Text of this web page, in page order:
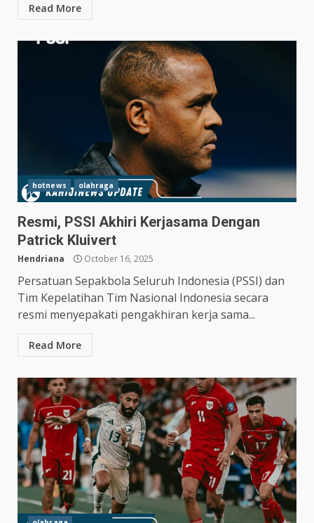
Read More
hotnews olahraga
Resmi, PSSI Akhiri Kerjasama Dengan
Patrick Kluivert
Hendriana October 16, 2025
Persatuan Sepakbola Seluruh Indonesia (PSSI) dan
Tim Kepelatihan Tim Nasional Indonesia secara
resmi menyepakati pengakhiran kerja sama...
Read More